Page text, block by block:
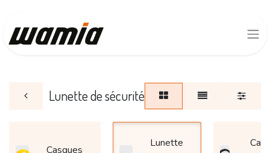
Lunette de sécurité
Casques
Lunette